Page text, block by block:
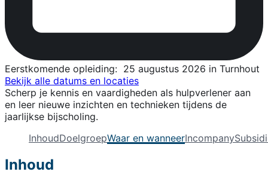
Eerstkomende opleiding: 25 augustus 2026 in Turnhout
Bekijk alle datums en locaties
Scherp je kennis en vaardigheden als hulpverlener aan
en leer nieuwe inzichten en technieken tijdens de
jaarlijkse bijscholing.
InhoudDoelgroepWaar en wanneerIncompany
Inhoud